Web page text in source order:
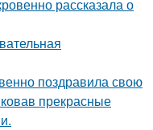
рассказала о
поздравила свою
прекрасные